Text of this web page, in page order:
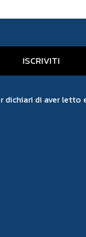
ISCRIVITI
dichiari di aver letto